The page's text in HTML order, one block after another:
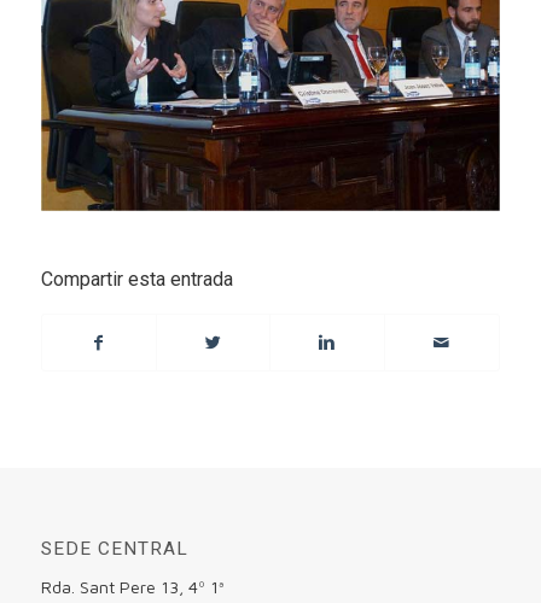
Compartir esta entrada
SEDE CENTRAL
Rda. Sant Pere 13, 4º 1ª